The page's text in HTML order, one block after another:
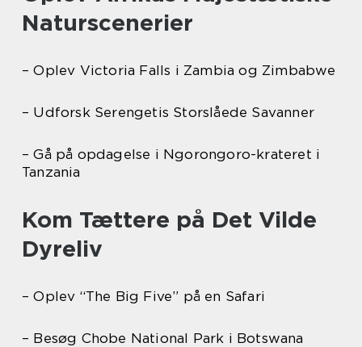
Naturscenerier
– Oplev Victoria Falls i Zambia og Zimbabwe
– Udforsk Serengetis Storslåede Savanner
– Gå på opdagelse i Ngorongoro-krateret i
Tanzania
Kom Tættere på Det Vilde
Dyreliv
– Oplev “The Big Five” på en Safari
– Besøg Chobe National Park i Botswana